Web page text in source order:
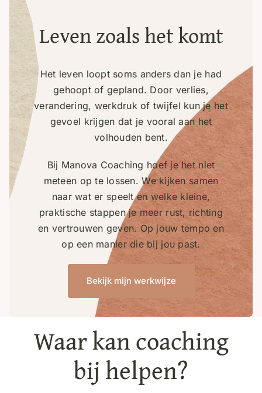
Leven zoals het komt
Het leven loopt soms anders dan je had
gehoopt of gepland. Door verlies,
verandering, werkdruk of twijfel kun je het
gevoel krijgen dat je vooral aan het
volhouden bent.
Bij Manova Coaching hoef je het niet
meteen op te lossen. We kijken samen
naar wat er speelt en welke kleine,
praktische stappen je meer rust, richting
en vertrouwen geven. Op jouw tempo en
op een manier die bij jou past.
Bekijk mijn werkwijze
Waar kan coaching
bij helpen?